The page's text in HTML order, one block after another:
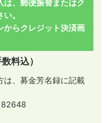
、郵便振替またはク
。
からクレジット決済画
料込）
は、募金芳名録に記載
82648